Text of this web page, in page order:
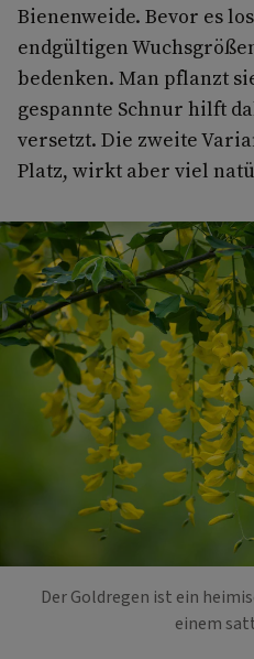
Bienenweide. Bevor es
endgültigen
bedenken. Man pflanzt
gespannte Schnur hilft
versetzt. Die zweite
Platz, wirkt aber viel
Der Goldregen ist ein
einem